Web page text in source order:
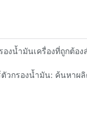
รองน้ำมันเครื่องที่ถูกต้
ตัวกรองน้ำมัน: ค้นหา